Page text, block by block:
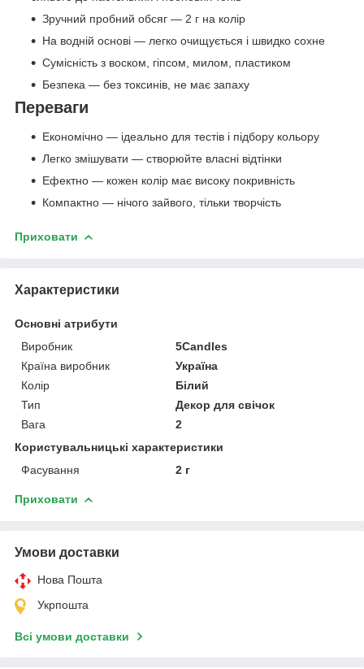
Зручний пробний обсяг — 2 г на колір
На водній основі — легко очищується і швидко сохне
Сумісність з воском, гіпсом, милом, пластиком
Безпека — без токсинів, не має запаху
Переваги
Економічно — ідеально для тестів і підбору кольору
Легко змішувати — створюйте власні відтінки
Ефектно — кожен колір має високу покривність
Компактно — нічого зайвого, тільки творчість
Приховати
Характеристики
Основні атрибути
Виробник
5Candles
Країна виробник
Україна
Колір
Білий
Тип
Декор для свічок
Вага
2
Користувальницькі характеристики
Фасування
2 г
Приховати
Умови доставки
Нова Пошта
Укрпошта
Всі умови доставки